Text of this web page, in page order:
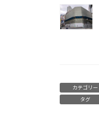
カテゴリー
タグ